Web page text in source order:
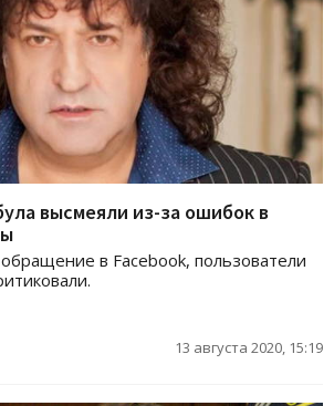
высмеяли из-за ошибок в
в Facebook, пользователи
13 августа 2020, 15:19